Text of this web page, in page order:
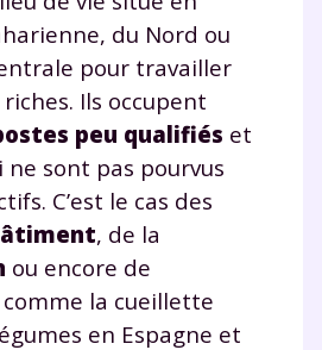
du Nord ou
pour travailler
Ils occupent
peu qualifiés et
ne sont pas pourvus
C’est le cas des
, de la
ou encore de
comme la cueillette
en Espagne et